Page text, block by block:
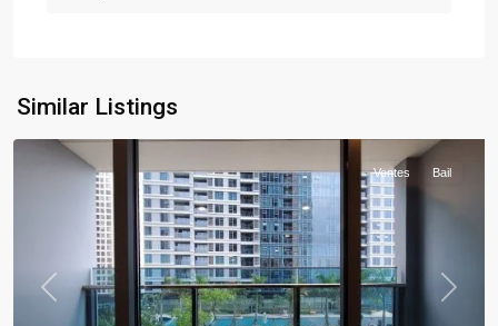
Similar Listings
Previous Next
Ventes Bail